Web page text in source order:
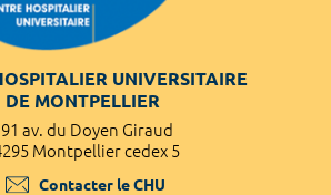
UNIVERSITAIRE
DE MONTPELLIER
av. du Doyen Giraud
Montpellier cedex 5
Contacter le CHU